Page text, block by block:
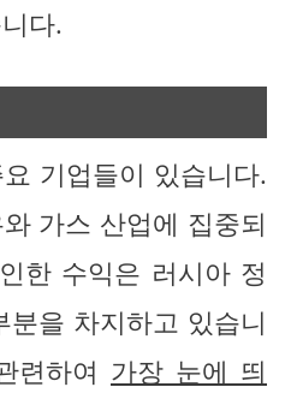
다.
기업들이 있습니다.
가스 산업에 집중되
한 수익은 러시아 정
을 차지하고 있습니
련하여 가장 눈에 띄